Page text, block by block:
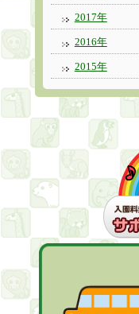
2017年
2016年
2015年